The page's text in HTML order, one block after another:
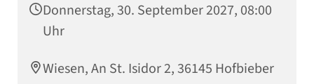
Donnerstag, 30. September 2027, 08:00
Uhr
Wiesen, An St. Isidor 2, 36145 Hofbieber